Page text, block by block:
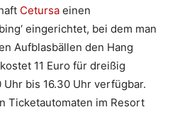
Cetursa einen
eingerichtet, bei dem man
Aufblasbällen den Hang
11 Euro für dreißig
bis 16.30 Uhr verfügbar.
Ticketautomaten im Resort